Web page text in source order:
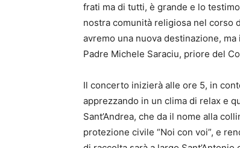
frati ma di tutti, è grande e lo
nostra comunità religiosa nel corso
avremo una nuova destinazione,
Padre Michele Saraciu, priore del
Il concerto inizierà alle ore 5, in
apprezzando in un clima di relax e
Sant’Andrea, che da il nome alla
protezione civile “Noi con voi”, e